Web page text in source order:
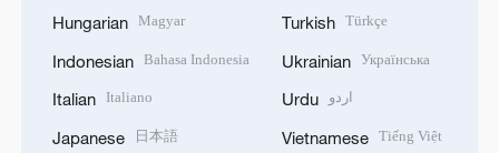
Hungarian Magyar
Indonesian Bahasa Indonesia
Italian Italiano
Japanese 日本語
Turkish Türkçe
Ukrainian Українська
Urdu اردو
Vietnamese Tiếng Việt